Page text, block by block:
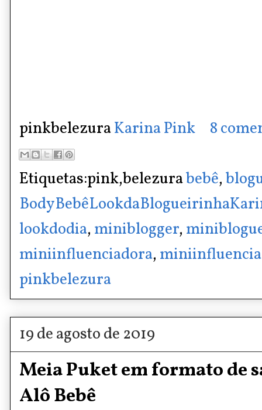
pinkbelezuraKarina Pink 8
Etiquetas:pink,belezurabebê,
lookdodia, miniblogger,
miniinfluenciadora,
pinkbelezura
19 de agosto de 2019
Meia Puket em formato de
Alô Bebê